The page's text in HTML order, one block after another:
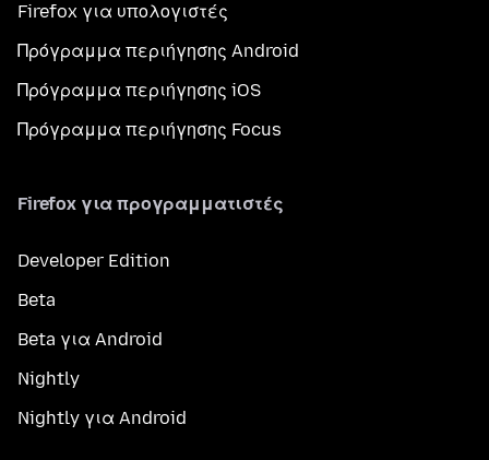
Firefox για υπολογιστές
Πρόγραμμα περιήγησης Android
Πρόγραμμα περιήγησης iOS
Πρόγραμμα περιήγησης Focus
Firefox για προγραμματιστές
Developer Edition
Beta
Beta για Android
Nightly
Nightly για Android